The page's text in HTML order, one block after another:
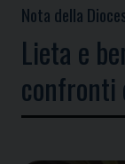
Nota della
Lieta e
confronti